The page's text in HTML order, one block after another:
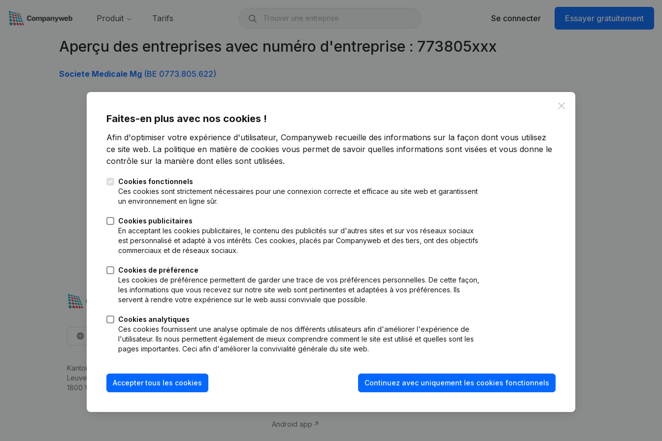
Produit Tarifs Se connecter Essayer gratuitement
Aperçu des entreprises avec numéro d'entreprise : 773805xxx
Societe Medicale Mg (BE 0773.805.622)
Close
Faites-en plus avec nos cookies !
Afin d'optimiser votre expérience d'utilisateur, Companyweb recueille des informations sur la façon dont vous utilisez
ce site web. La politique en matière de cookies vous permet de savoir quelles informations sont visées et vous donne le
contrôle sur la manière dont elles sont utilisées.
Cookies fonctionnels
Ces cookies sont strictement nécessaires pour une connexion correcte et efficace au site web et garantissent
un environnement en ligne sûr.
Cookies publicitaires
En acceptant les cookies publicitaires, le contenu des publicités sur d'autres sites et sur vos réseaux sociaux
est personnalisé et adapté à vos intérêts. Ces cookies, placés par Companyweb et des tiers, ont des objectifs
commerciaux et de réseaux sociaux.
Cookies de préférence
Les cookies de préférence permettent de garder une trace de vos préférences personnelles. De cette façon,
les informations que vous recevez sur notre site web sont pertinentes et adaptées à vos préférences. Ils
servent à rendre votre expérience sur le web aussi conviviale que possible.
Cookies analytiques
Ces cookies fournissent une analyse optimale de nos différents utilisateurs afin d'améliorer l'expérience de
l'utilisateur. Ils nous permettent également de mieux comprendre comment le site est utilisé et quelles sont les
pages importantes. Ceci afin d'améliorer la convivialité générale du site web.
Accepter tous les cookies Continuez avec uniquement les cookies fonctionnels
Français
Kantorenpark Everest
Leuvensesteenweg 248D,
1800 Vilvoorde
Produit
d’entreprise
Monitoring
Android app
fraude
Consulter des comptes annuels
Vérification de la solvabilité